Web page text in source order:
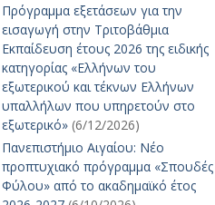
Πρόγραμμα εξετάσεων για την
εισαγωγή στην Τριτοβάθμια
Εκπαίδευση έτους 2026 της ειδικής
κατηγορίας «Ελλήνων του
εξωτερικού και τέκνων Ελλήνων
υπαλλήλων που υπηρετούν στο
εξωτερικό» (6/12/2026)
Πανεπιστήμιο Αιγαίου: Νέο
προπτυχιακό πρόγραμμα «Σπουδές
Φύλου» από το ακαδημαϊκό έτος